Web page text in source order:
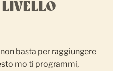
basta per raggiungere
molti programmi,